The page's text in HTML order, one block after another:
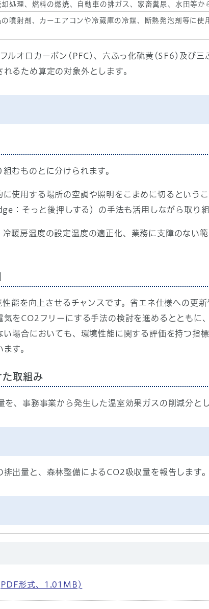
処理、燃料の燃焼、自動車の排ガス、家畜糞尿、水田等か
噴射剤、カーエアコンや冷蔵庫の冷媒、断熱発泡剤等に使
ルオロカーボン(PFC)、六ふっ化硫黄(SF6)及び
るため算定の対象外とします。
むものとに分けられます。
使用する場所の空調や照明をこまめに切るという
：そっと後押しする）の手法も活用しながら取り組
暖房温度の設定温度の適正化、業務に支障のない
能を向上させるチャンスです。省エネ仕様への更
をCO2フリーにする手法の検討を進めるとともに
場合においても、環境性能に関する評価を持つ指
す。
た取組み
、事務事業から発生した温室効果ガスの削減分と
出量と、森林整備によるCO2吸収量を報告します。
形式、1.01MB)